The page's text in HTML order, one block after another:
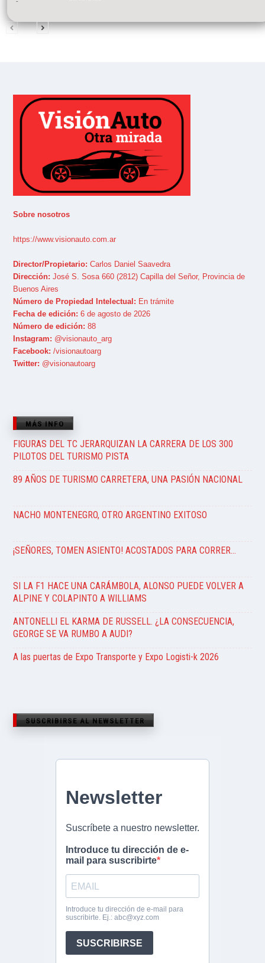
Sobre nosotros
https://www.visionauto.com.ar
Director/Propietario: Carlos Daniel Saavedra
Dirección: José S. Sosa 660 (2812) Capilla del Señor, Provincia de
Buenos Aires
Número de Propiedad Intelectual: En trámite
Fecha de edición: 6 de agosto de 2026
Número de edición: 88
Instagram: @visionauto_arg
Facebook: /visionautoarg
Twitter: @visionautoarg
MÁS INFO
FIGURAS DEL TC JERARQUIZAN LA CARRERA DE LOS 300
PILOTOS DEL TURISMO PISTA
89 AÑOS DE TURISMO CARRETERA, UNA PASIÓN NACIONAL
NACHO MONTENEGRO, OTRO ARGENTINO EXITOSO
¡SEÑORES, TOMEN ASIENTO! ACOSTADOS PARA CORRER…
SI LA F1 HACE UNA CARÁMBOLA, ALONSO PUEDE VOLVER A
ALPINE Y COLAPINTO A WILLIAMS
ANTONELLI EL KARMA DE RUSSELL. ¿LA CONSECUENCIA,
GEORGE SE VA RUMBO A AUDI?
A las puertas de Expo Transporte y Expo Logisti-k 2026
SUSCRIBIRSE AL NEWSLETTER